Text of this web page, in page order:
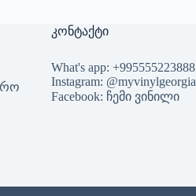
კონტაქტი
What's app: +995555223888
Instagram: @myvinylgeorgia
Facebook: ჩემი ვინილი